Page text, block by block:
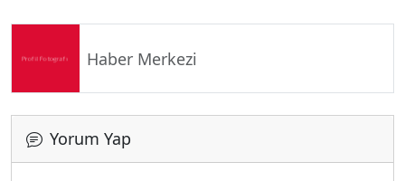
Haber Merkezi
Yorum Yap